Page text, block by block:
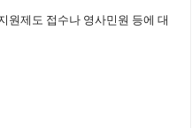
제도 접수나 영사민원 등에 대